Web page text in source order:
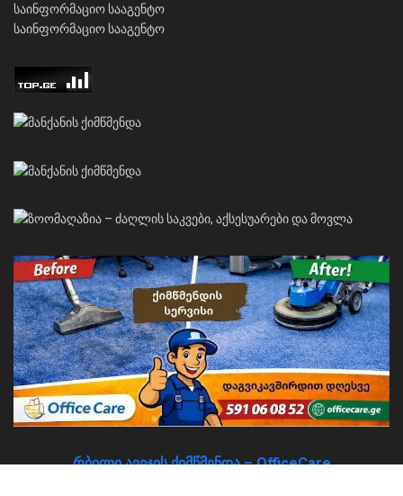
საინფორმაციო სააგენტო
საინფორმაციო სააგენტო
რბილი ავეჯის ქიმწმენდა – OfficeCare